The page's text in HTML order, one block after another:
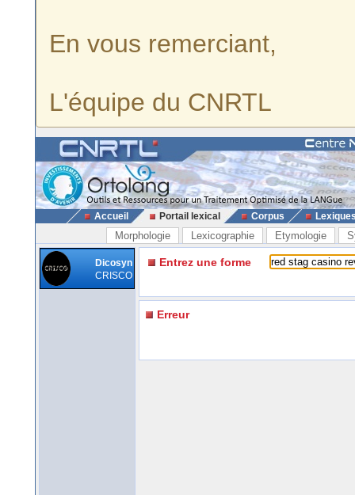
En vous remerciant,
L'équipe du CNRTL
Accueil Portail lexical Corpus
Morphologie Lexicographie Etymologie
Dicosyn
CRISCO
Entrez une forme
Erreur